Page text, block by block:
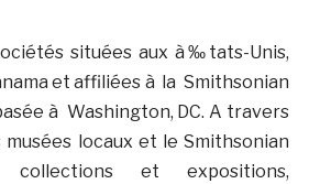
situées aux à‰tats-Unis,
et affiliées à la Smithsonian
à Washington, DC. A travers
locaux et le Smithsonian
collections et expositions,